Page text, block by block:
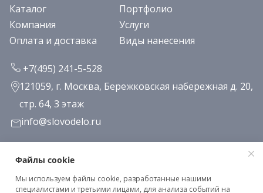
Каталог
Портфолио
Компания
Услуги
Оплата и доставка
Виды нанесения
+7(495) 241-5-528
121059, г. Москва, Бережковская набережная д. 20,
стр. 64, 3 этаж
info@slovodelo.ru
Заказать звонок
Подписаться на рассылку
Файлы cookie
Мы используем файлы cookie, разработанные нашими
специалистами и третьими лицами, для анализа событий на